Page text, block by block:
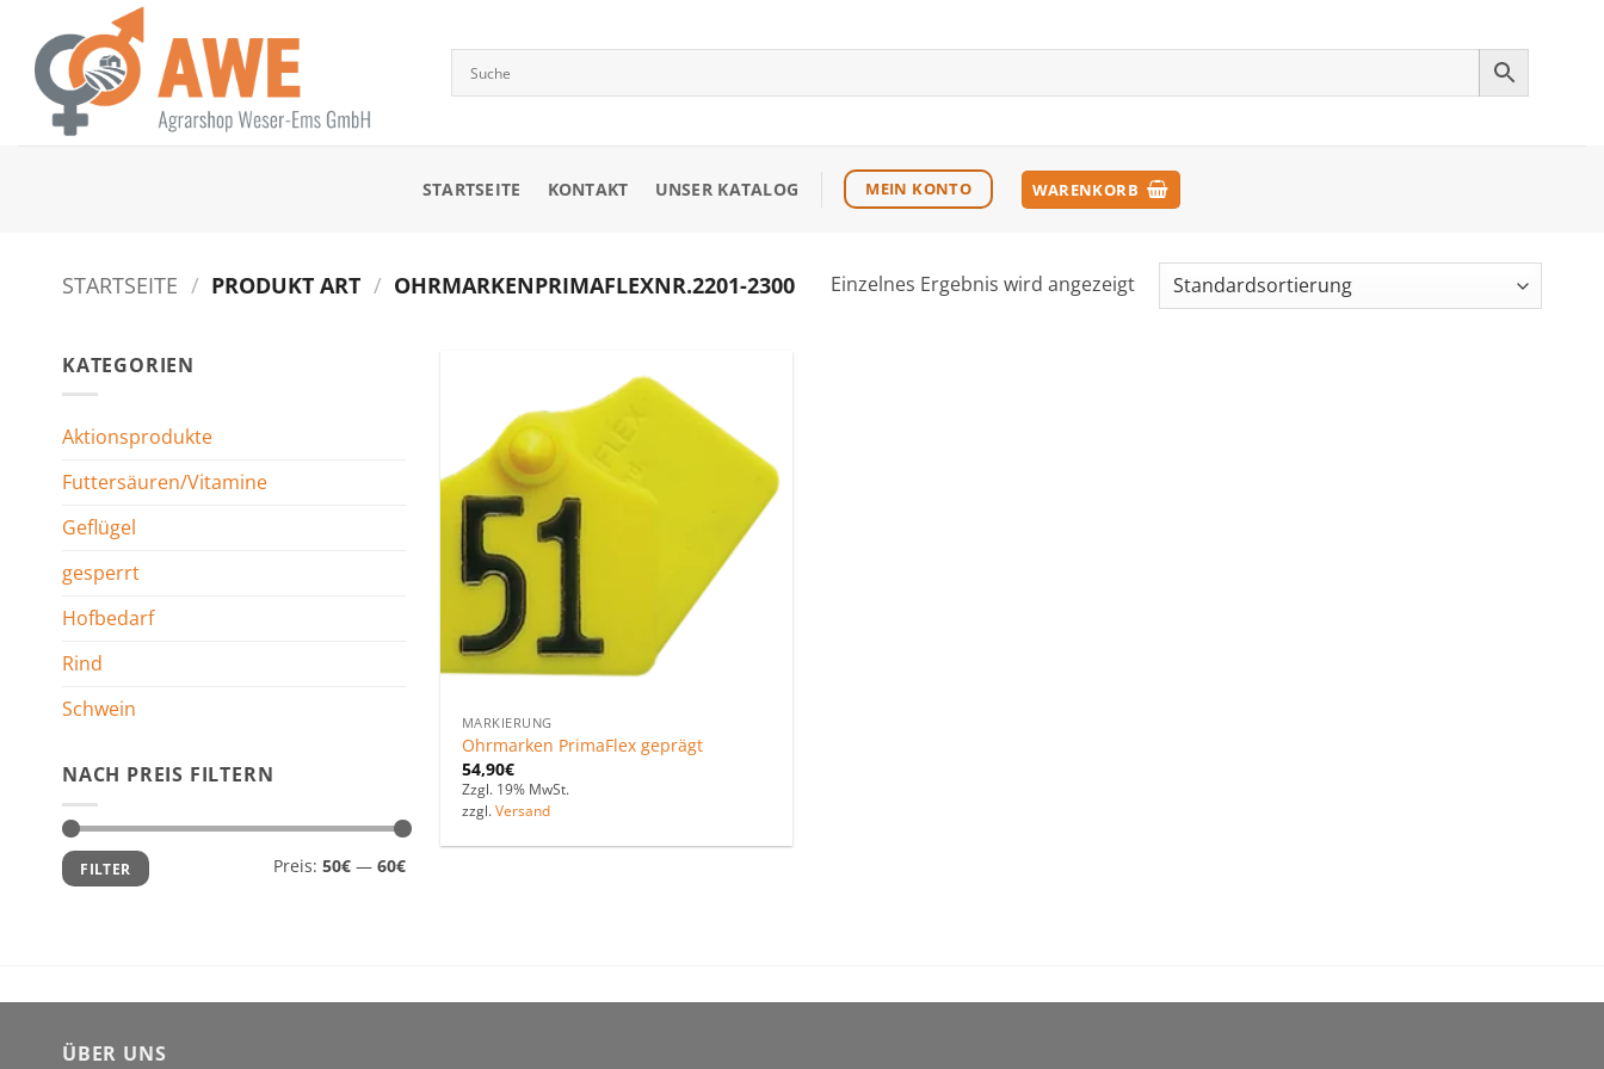
Inhalt
springen
STARTSEITE KONTAKT UNSER KATALOG MEIN KONTO WARENKORB
STARTSEITE / PRODUKT ART / OHRMARKENPRIMAFLEXNR.2201-2300 Einzelnes Ergebnis wird angezeigt
KATEGORIEN
Aktionsprodukte
Futtersäuren/Vitamine
Geflügel
gesperrt
Hofbedarf
Rind
Schwein
NACH PREIS FILTERN
Min.
Preis
Max.
Preis
FILTER Preis: 50€— 60€
Favoriten
hinzufügen
MARKIERUNG
Ohrmarken PrimaFlex geprägt
54,90€
Zzgl. 19% MwSt.
zzgl. Versand
ÜBER UNS